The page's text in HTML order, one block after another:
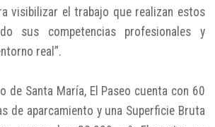
visibilizar el trabajo que realizan estos
sus competencias profesionales y
real”.
de Santa María, El Paseo cuenta con 60
de aparcamiento y una Superficie Bruta